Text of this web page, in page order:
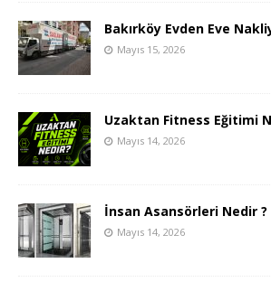
Bakırköy Evden Eve
Mayıs 15, 2026
Uzaktan Fitness Eğitimi
Mayıs 14, 2026
İnsan Asansörleri Nedir ?
Mayıs 14, 2026